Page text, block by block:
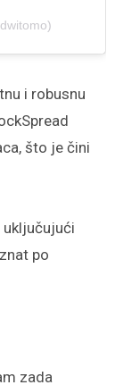
i robusnu
što je čini
uključujući
po
zada